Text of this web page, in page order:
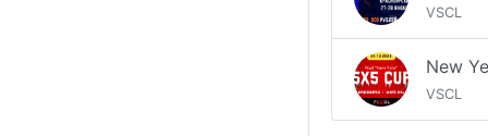
VSCL
VSCL